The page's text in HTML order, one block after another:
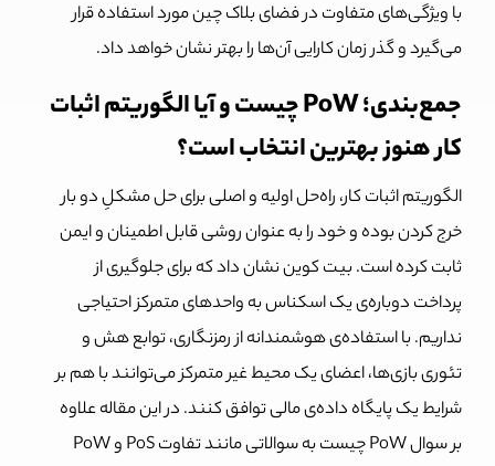
با ویژگی‌های متفاوت در فضای بلاک چین مورد استفاده قرار
می‌گیرد و گذر زمان کارایی آن‌ها را بهتر نشان خواهد داد.
جمع‌بندی؛ PoW چیست و آیا الگوریتم اثبات
کار هنوز بهترین انتخاب است؟
الگوریتم اثبات کار، راه‌حل اولیه و اصلی برای حل مشکلِ دو بار
خرج کردن بوده و خود را به عنوان روشی قابل اطمینان و ایمن
ثابت کرده است. بیت کوین نشان داد که برای جلوگیری از
پرداخت دوباره‌ی یک اسکناس به واحدهای متمرکز احتیاجی
نداریم. با استفاده‌ی هوشمندانه از رمزنگاری، توابع هش و
تئوری بازی‌ها، اعضای یک محیط غیر متمرکز می‌توانند با هم بر
شرایط یک پایگاه داده‌ی مالی توافق کنند. در این مقاله علاوه
بر سوال PoW چیست به سوالاتی مانند تفاوت PoS و PoW